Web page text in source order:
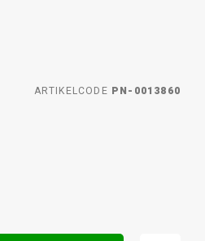
ARTIKELCODE PN-0013860